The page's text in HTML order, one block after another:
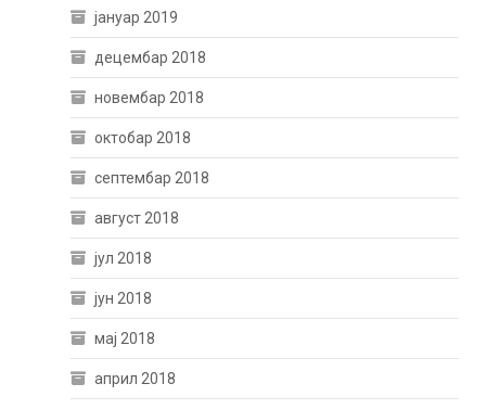
јануар 2019
децембар 2018
новембар 2018
октобар 2018
септембар 2018
август 2018
јул 2018
јун 2018
мај 2018
април 2018